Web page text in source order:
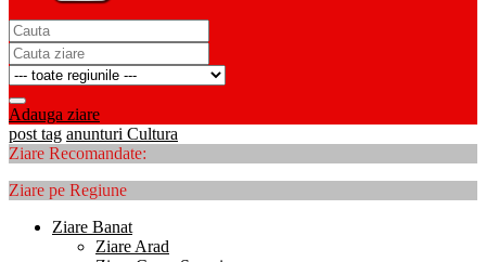
Adauga ziare
post tag anunturi Cultura
Ziare Recomandate:
Ziare pe Regiune
Ziare Banat
Ziare Arad